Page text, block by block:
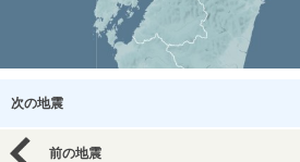
次の地震
前の地震